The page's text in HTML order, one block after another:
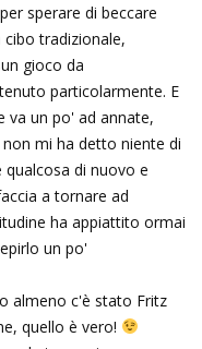
sperare di beccare
tradizionale,
gioco da
particolarmente. E
va un po' ad annate,
mi ha detto niente di
di nuovo e
a tornare ad
ha appiattito ormai
un po'
almeno c'è stato Fritz
quello è vero!